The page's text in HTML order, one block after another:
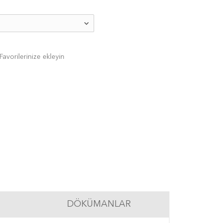
Favorilerinize ekleyin
DÖKÜMANLAR